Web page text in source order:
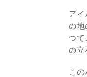
アイ
の地
つて
の立
こ